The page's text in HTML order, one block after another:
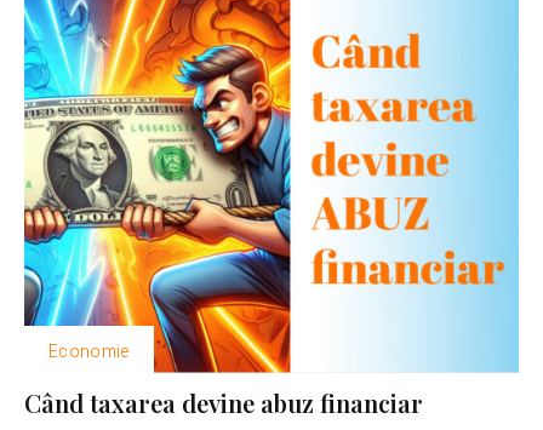
Economie
Când taxarea devine abuz financiar